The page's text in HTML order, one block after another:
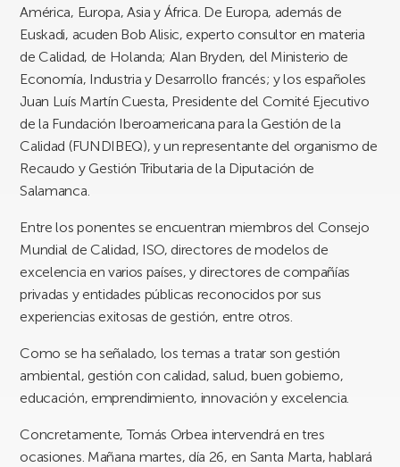
América, Europa, Asia y África. De Europa, además de
Euskadi, acuden Bob Alisic, experto consultor en materia
de Calidad, de Holanda; Alan Bryden, del Ministerio de
Economía, Industria y Desarrollo francés; y los españoles
Juan Luís Martín Cuesta, Presidente del Comité Ejecutivo
de la Fundación Iberoamericana para la Gestión de la
Calidad (FUNDIBEQ), y un representante del organismo de
Recaudo y Gestión Tributaria de la Diputación de
Salamanca.
Entre los ponentes se encuentran miembros del Consejo
Mundial de Calidad, ISO, directores de modelos de
excelencia en varios países, y directores de compañías
privadas y entidades públicas reconocidos por sus
experiencias exitosas de gestión, entre otros.
Como se ha señalado, los temas a tratar son gestión
ambiental, gestión con calidad, salud, buen gobierno,
educación, emprendimiento, innovación y excelencia.
Concretamente, Tomás Orbea intervendrá en tres
ocasiones. Mañana martes, día 26, en Santa Marta, hablará